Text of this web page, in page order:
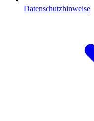
Datenschutzhinweise